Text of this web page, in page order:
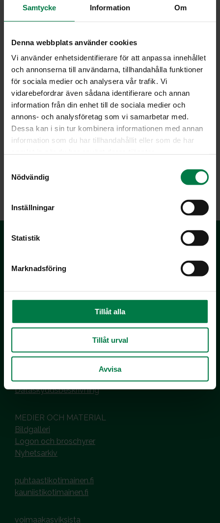
Samtycke Information Om
Denna webbplats använder cookies
Vi använder enhetsidentifierare för att anpassa innehållet
och annonserna till användarna, tillhandahålla funktioner
för sociala medier och analysera vår trafik. Vi
vidarebefordrar även sådana identifierare och annan
information från din enhet till de sociala medier och
annons- och analysföretag som vi samarbetar med.
Dessa kan i sin tur kombinera informationen med annan
information som du har tillhandahållit eller som de har
Nödvändig
Inställningar
Statistik
Marknadsföring
Tillåt alla
Tillåt urval
Avvisa
LATAA
Inhemska Trädgårdsprodukter
co MTK / Laatua Suomesta OY
00101 Helsinki
Hantering av cookies
Dataskyddsbeskrivning
MEDIER OCH MATERIAL
Bildgalleri
Logon och broschyrer
Nyhetsarkiv
puhtaastikotimainen.fi
kauniistikotimainen.fi
voimaakasviksista